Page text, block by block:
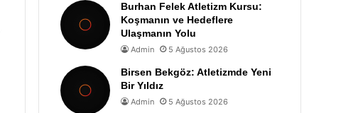
Burhan Felek Atletizm Kursu:
Koşmanın ve Hedeflere
Ulaşmanın Yolu
Admin 5 Ağustos 2026
Birsen Bekgöz: Atletizmde Yeni
Bir Yıldız
Admin 5 Ağustos 2026